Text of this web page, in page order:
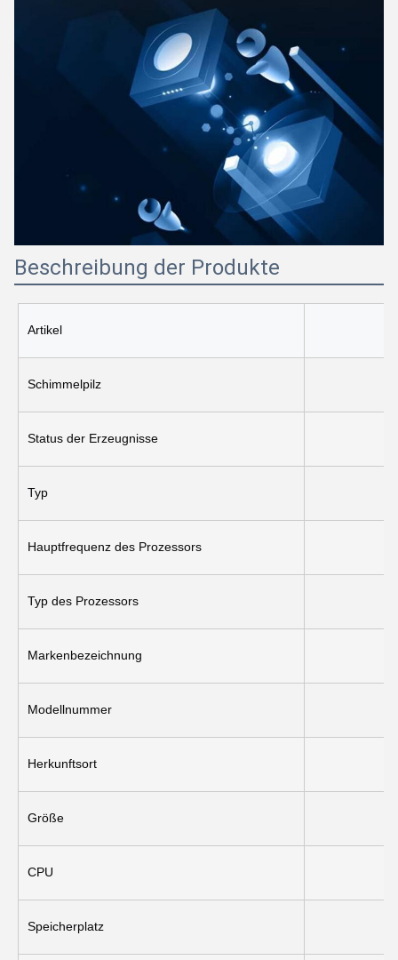
Beschreibung der Produkte
Artikel
Schimmelpilz
Status der Erzeugnisse
Typ
Hauptfrequenz des Prozessors
Typ des Prozessors
Markenbezeichnung
Modellnummer
Herkunftsort
Größe
CPU
Speicherplatz